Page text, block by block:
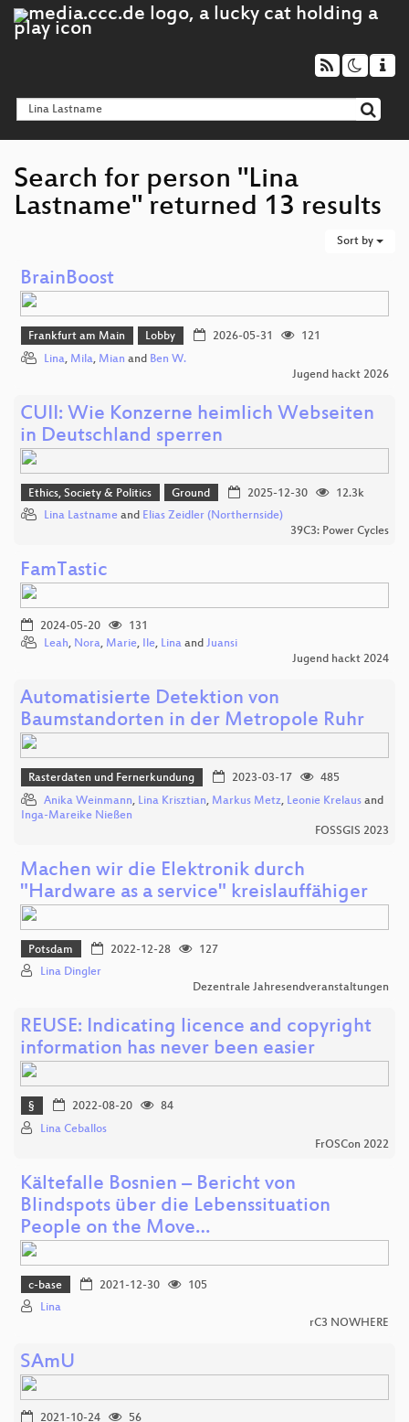
Search for person "Lina
Lastname" returned 13 results
Sort by
BrainBoost
Frankfurt am Main Lobby 2026-05-31
121
Lina, Mila, Mian and Ben W.
Jugend hackt 2026
CUII: Wie Konzerne heimlich Webseiten
in Deutschland sperren
Ethics, Society & Politics Ground 2025-12-30
12.3k
Lina Lastname and Elias Zeidler (Northernside)
39C3: Power Cycles
FamTastic
2024-05-20
131
Leah, Nora, Marie, Ile, Lina and Juansi
Jugend hackt 2024
Automatisierte Detektion von
Baumstandorten in der Metropole Ruhr
Rasterdaten und Fernerkundung 2023-03-17
485
Anika Weinmann, Lina Krisztian, Markus Metz, Leonie Krelaus and
Inga-Mareike Nießen
FOSSGIS 2023
Machen wir die Elektronik durch
"Hardware as a service" kreislauffähiger
Potsdam 2022-12-28
127
Lina Dingler
Dezentrale Jahresendveranstaltungen
REUSE: Indicating licence and copyright
information has never been easier
§ 2022-08-20
84
Lina Ceballos
FrOSCon 2022
Kältefalle Bosnien – Bericht von
Blindspots über die Lebenssituation
People on the Move…
c-base 2021-12-30
105
Lina
rC3 NOWHERE
SAmU
2021-10-24
56